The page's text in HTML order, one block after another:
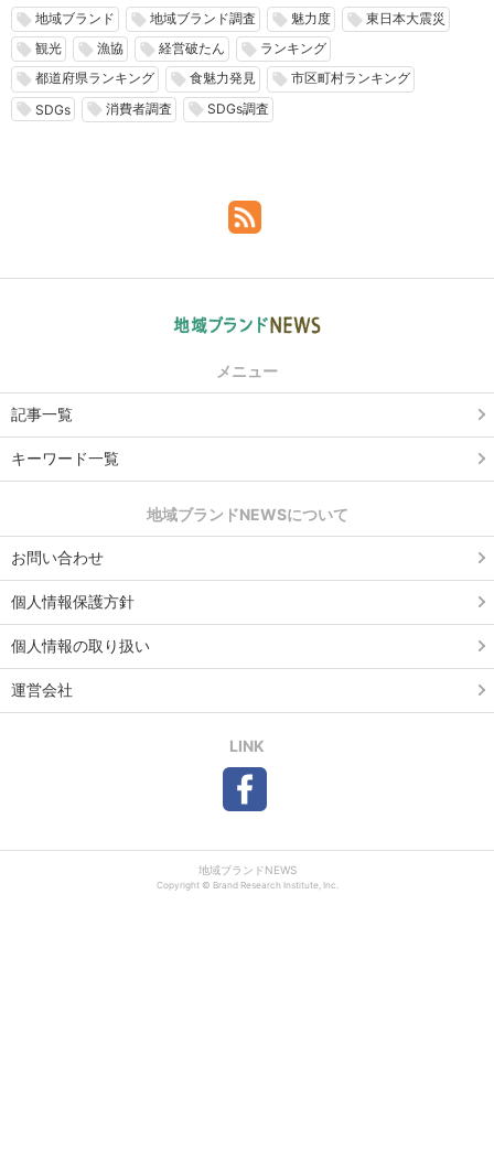
local_offer 地域ブランド local_offer 地域ブランド調査 local_offer 魅力度 local_offer 東日本大震災
local_offer 観光 local_offer 漁協 local_offer 経営破たん local_offer ランキング
local_offer 都道府県ランキング local_offer 食魅力発見 local_offer 市区町村ランキング
local_offer SDGs local_offer 消費者調査 local_offer SDGs調査
メニュー
記事一覧
キーワード一覧
地域ブランドNEWSについて
お問い合わせ
個人情報保護方針
個人情報の取り扱い
運営会社
LINK
地域ブランドNEWS
Copyright © Brand Research Institute, Inc.